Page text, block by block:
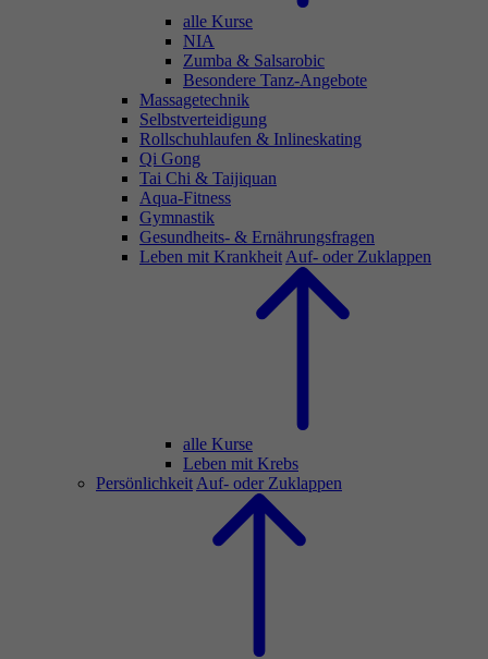
alle Kurse
NIA
Zumba & Salsarobic
Besondere Tanz-Angebote
Massagetechnik
Selbstverteidigung
Rollschuhlaufen & Inlineskating
Qi Gong
Tai Chi & Taijiquan
Aqua-Fitness
Gymnastik
Gesundheits- & Ernährungsfragen
Leben mit Krankheit Auf- oder Zuklappen
alle Kurse
Leben mit Krebs
Persönlichkeit Auf- oder Zuklappen